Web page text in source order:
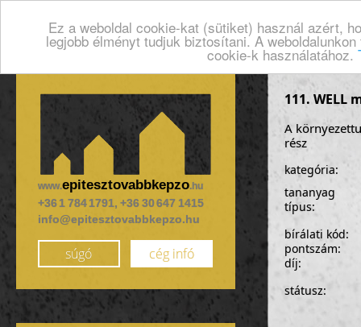
Ez a weboldal cookie-kat (sütiket) használ azért,
legjobb élményt tudjuk biztosítani. A
cookie-k használatához.
www.epitesztovabbkepzo.hu
+36 1 784 1791, +36 30 647 1415
info@epitesztovabbkepzo.hu
súgó cég infó
111. WELL
A
rész
kategória:
tananyag
típus:
bírálati kód:
pontszám:
díj:
státusz: